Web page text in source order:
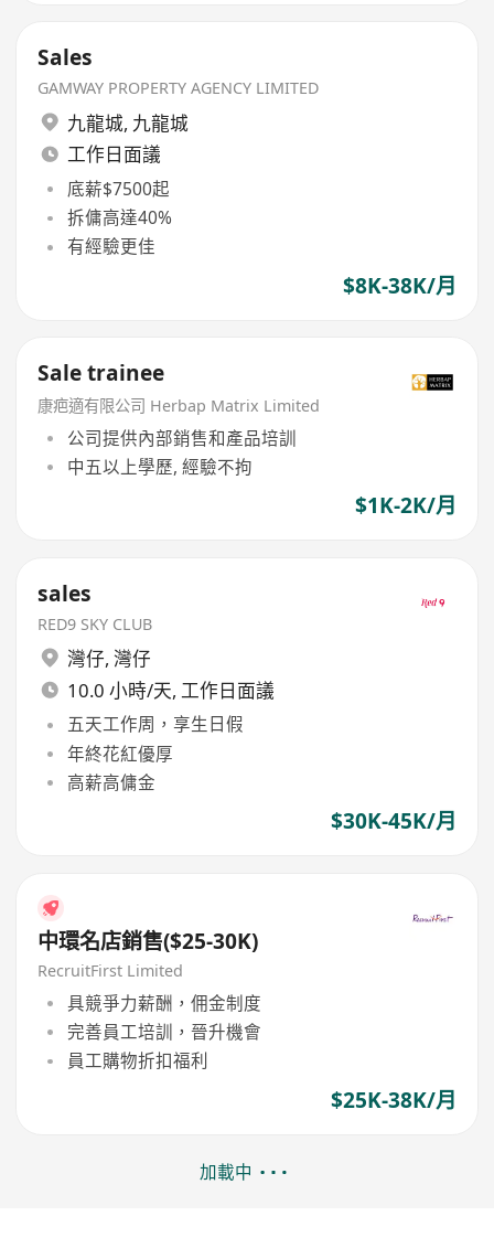
Sales
GAMWAY PROPERTY AGENCY LIMITED
九龍城, 九龍城
工作日面議
底薪$7500起
拆傭高達40%
有經驗更佳
$8K-38K/月
Sale trainee
康疤適有限公司 Herbap Matrix Limited
公司提供內部銷售和產品培訓
中五以上學歷, 經驗不拘
$1K-2K/月
sales
RED9 SKY CLUB
灣仔, 灣仔
10.0 小時/天, 工作日面議
五天工作周，享生日假
年終花紅優厚
高薪高傭金
$30K-45K/月
中環名店銷售($25-30K)
RecruitFirst Limited
具競爭力薪酬，佣金制度
完善員工培訓，晉升機會
員工購物折扣福利
$25K-38K/月
加載中